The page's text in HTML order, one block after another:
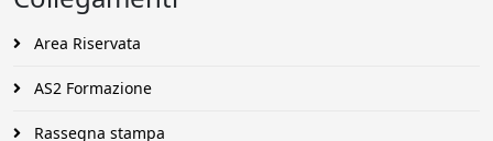
Area Riservata
AS2 Formazione
Rassegna stampa